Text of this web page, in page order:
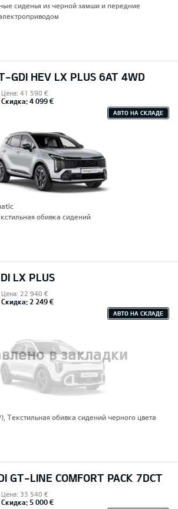
сиденья из черной замши и передние
GDI HEV LX PLUS 6AT 4WD
Цена: 41 590 €
Скидка: 4 099 €
АВТО НА СКЛАДЕ
обивка сидений
LX PLUS
в закладки
Цена: 22 940 €
Скидка: 2 249 €
АВТО НА СКЛАДЕ
Текстильная обивка сидений черного цвета
GT-LINE COMFORT PACK 7DCT
Цена: 33 540 €
Скидка: 5 000 €